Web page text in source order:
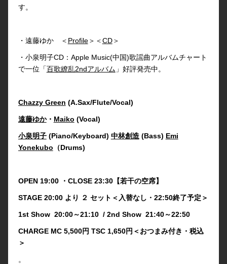
す。
・遠藤ゆか ＜ Profile＞＜CD＞
・小泉明子CD：Apple Music(中国)歌謡曲アルバムチャート
で一位「百歌繚乱2ndアルバム 」好評発売中。
Chazzy Green (A.Sax/Flute/Vocal)
遠藤ゆか・ Maiko (Vocal)
小泉明子(Piano/Keyboard) 中林創造(Bass) Emi
Yonekubo （Drums)
OPEN 19:00 ・CLOSE 23:30【若干の空席】
STAGE 20:00 より ２ セット＜入替なし・22:50終了予定＞
1st Show 20:00～21:10 / 2nd Show 21:40～22:50
CHARGE MC 5,500円 TSC 1,650円＜おつまみ付き・税込
＞
。